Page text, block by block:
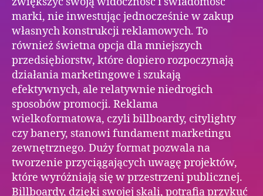
marki, nie inwestując jednocześnie w zakup
własnych konstrukcji reklamowych. To
również świetna opcja dla mniejszych
przedsiębiorstw, które dopiero rozpoczynają
działania marketingowe i szukają
efektywnych, ale relatywnie niedrogich
sposobów promocji. Reklama
wielkoformatowa, czyli billboardy, citylighty
czy banery, stanowi fundament marketingu
zewnętrznego. Duży format pozwala na
tworzenie przyciągających uwagę projektów,
które wyróżniają się w przestrzeni publicznej.
Billboardy, dzięki swojej skali, potrafią przykuć